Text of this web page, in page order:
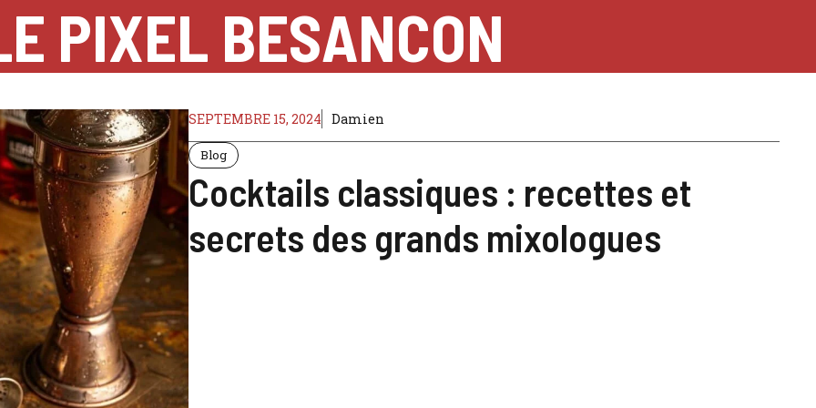
PIXEL BESANCON
SEPTEMBRE 15, 2024 Damien
Blog
Cocktails classiques : recettes et
secrets des grands mixologues